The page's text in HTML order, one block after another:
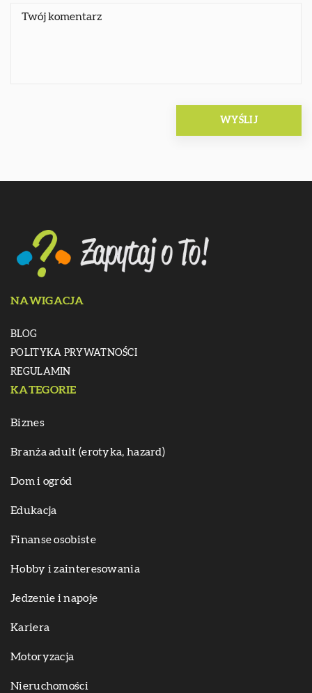
NAWIGACJA
BLOG
POLITYKA PRYWATNOŚCI
REGULAMIN
KATEGORIE
Biznes
Branża adult (erotyka, hazard)
Dom i ogród
Edukacja
Finanse osobiste
Hobby i zainteresowania
Jedzenie i napoje
Kariera
Motoryzacja
Nieruchomości